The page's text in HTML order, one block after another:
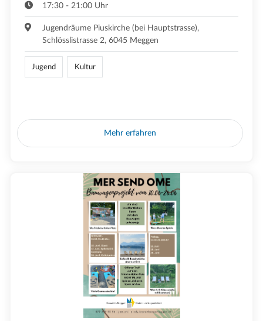
17:30 - 21:00 Uhr
Jugendräume Piuskirche (bei Hauptstrasse),
Schlösslistrasse 2, 6045 Meggen
Jugend Kultur
Mehr erfahren